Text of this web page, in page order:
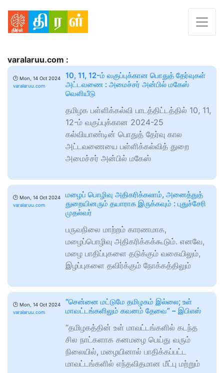
varalaruu.com :
🕑 Mon, 14 Oct 2024
varalaruu.com
10, 11, 12-ம் வகுப்புக்கான பொதுத் தேர்வுகள்
அட்டவணை : அமைச்சர் அன்பில் மகேஸ்
வெளியீடு
தமிழக பள்ளிக்கல்வி பாடத்திட்டத்தில் 10, 11,
12-ம் வகுப்புக்கான 2024-25
கல்வியாண்டின் பொதுத் தேர்வு கால
அட்டவணையை பள்ளிக்கல்வித் துறை
அமைச்சர் அன்பில் மகேஸ்
🕑 Mon, 14 Oct 2024
varalaruu.com
மழைப் பொழிவு அதிகரிக்கலாம், அனைத்துத்
துறையினரும் தயாராக இருக்கவும் : புதுச்சேரி
முதல்வர்
பருவநிலை மாற்றம் காரணமாக,
மழைப்பொழிவு அதிகரிக்கக்கூடும். எனவே,
மழை பாதிப்புகளை தடுக்கும் வகையிலும்,
இழப்புகளை தவிர்க்கும் நோக்கத்திலும்
🕑 Mon, 14 Oct 2024
varalaruu.com
“சென்னை மட்டுமே தமிழகம் இல்லை; உள்
மாவட்டங்களிலும் கவனம் தேவை” – இபிஎஸ்
“தமிழகத்தின் உள் மாவட்டங்களில் கடந்த
சில நாட்களாக கனமழை பெய்து வரும்
நிலையில், மழையினால் பாதிக்கப்பட்ட
மாவட்டங்களில் எந்தவிதமான மீட்பு மற்றும்